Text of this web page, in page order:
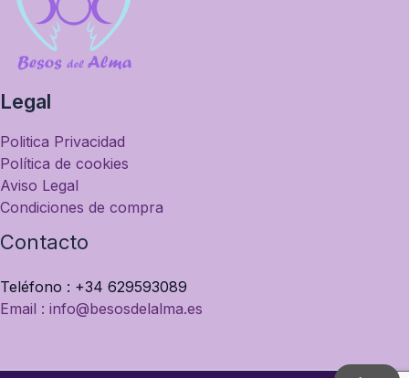
Legal
Politica Privacidad
Política de cookies
Aviso Legal
Condiciones de compra
Contacto
Teléfono : +34 629593089
Email : info@besosdelalma.es